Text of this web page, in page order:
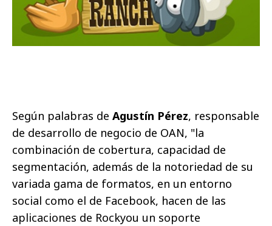
Según palabras de Agustín Pérez, responsable
de desarrollo de negocio de OAN, "la
combinación de cobertura, capacidad de
segmentación, además de la notoriedad de su
variada gama de formatos, en un entorno
social como el de Facebook, hacen de las
aplicaciones de Rockyou un soporte